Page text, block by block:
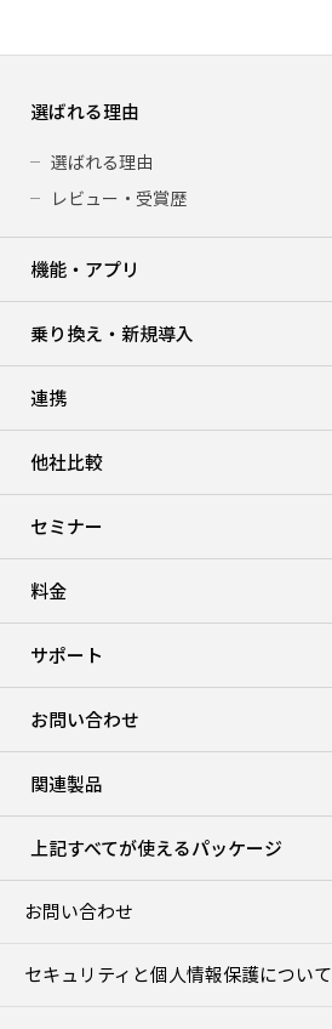
選ばれる理由
選ばれる理由
レビュー・受賞歴
機能・アプリ
乗り換え・新規導入
連携
他社比較
セミナー
料金
サポート
お問い合わせ
関連製品
上記すべてが使えるパッケージ
お問い合わせ
セキュリティと個人情報保護について